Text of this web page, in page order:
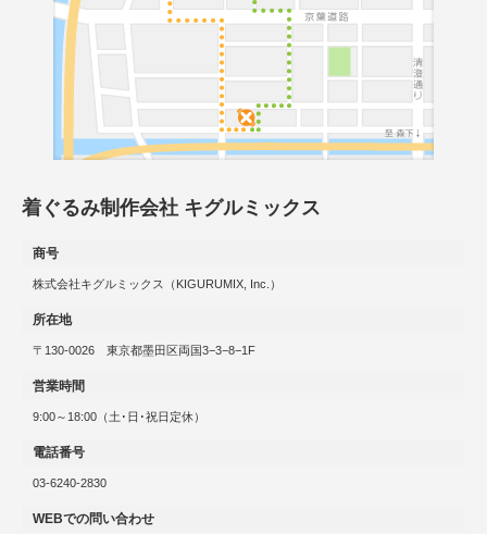
着ぐるみ制作会社 キグルミックス
商号
株式会社キグルミックス（KIGURUMIX, Inc.）
所在地
〒130-0026 東京都墨田区両国3−3−8−1F
営業時間
9:00～18:00（土･日･祝日定休）
電話番号
03-6240-2830
WEBでの問い合わせ